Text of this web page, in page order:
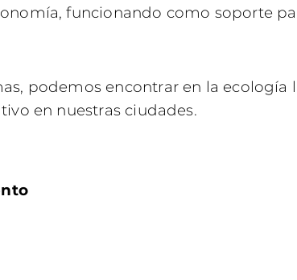
funcionando como soporte
podemos encontrar en la ecología
en nuestras ciudades.